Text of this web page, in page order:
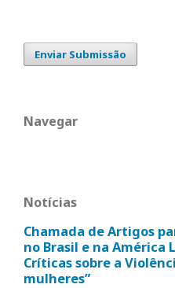
Enviar Submissão
Navegar
Notícias
Chamada de Artigos
no Brasil e na América
Críticas sobre a
mulheres”